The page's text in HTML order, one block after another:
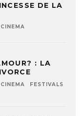
DE LA
: LA
FESTIVALS